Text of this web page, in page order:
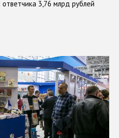
3,76 млрд рублей